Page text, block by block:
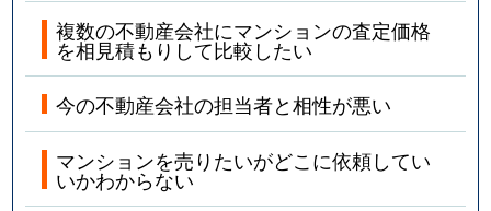
複数の不動産会社にマンションの査定価格
を相見積もりして比較したい
今の不動産会社の担当者と相性が悪い
マンションを売りたいがどこに依頼してい
いかわからない